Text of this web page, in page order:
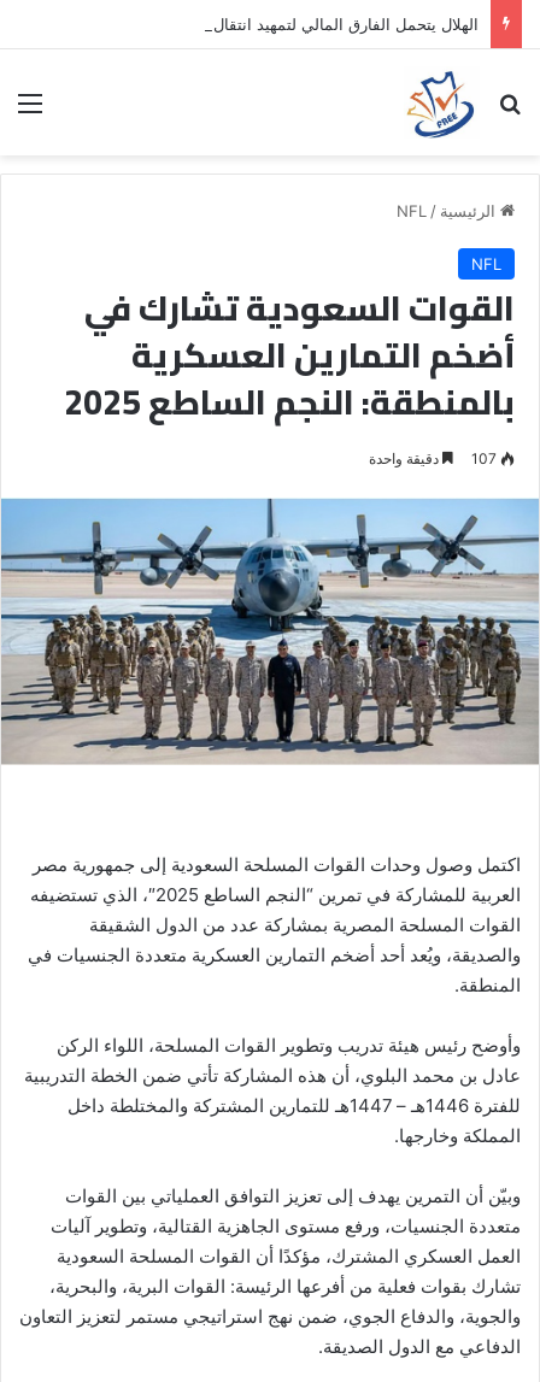
بحث عن
الرئيسية /
NFL
NFL
القوات السعودية تشارك في
أضخم التمارين العسكرية
بالمنطقة: النجم الساطع 2025
107 دقيقة واحدة
اكتمل وصول وحدات القوات المسلحة السعودية إلى جمهورية مصر
العربية للمشاركة في تمرين “النجم الساطع 2025″، الذي تستضيفه
القوات المسلحة المصرية بمشاركة عدد من الدول الشقيقة
والصديقة، ويُعد أحد أضخم التمارين العسكرية متعددة الجنسيات في
المنطقة.
وأوضح رئيس هيئة تدريب وتطوير القوات المسلحة، اللواء الركن
عادل بن محمد البلوي، أن هذه المشاركة تأتي ضمن الخطة التدريبية
للفترة 1446هـ – 1447هـ للتمارين المشتركة والمختلطة داخل
المملكة وخارجها.
وبيّن أن التمرين يهدف إلى تعزيز التوافق العملياتي بين القوات
متعددة الجنسيات، ورفع مستوى الجاهزية القتالية، وتطوير آليات
العمل العسكري المشترك، مؤكدًا أن القوات المسلحة السعودية
تشارك بقوات فعلية من أفرعها الرئيسة: القوات البرية، والبحرية،
والجوية، والدفاع الجوي، ضمن نهج استراتيجي مستمر لتعزيز التعاون
الدفاعي مع الدول الصديقة.